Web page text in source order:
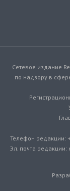
Сетевое издание
по надзору в
Телефон редакции:
Эл. почта